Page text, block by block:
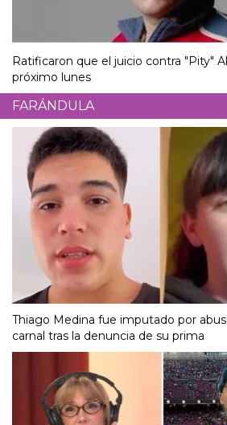
Ratificaron que el juicio contra "Pity"
próximo lunes
FARÁNDULA
Thiago Medina fue imputado por
carnal tras la denuncia de su prima